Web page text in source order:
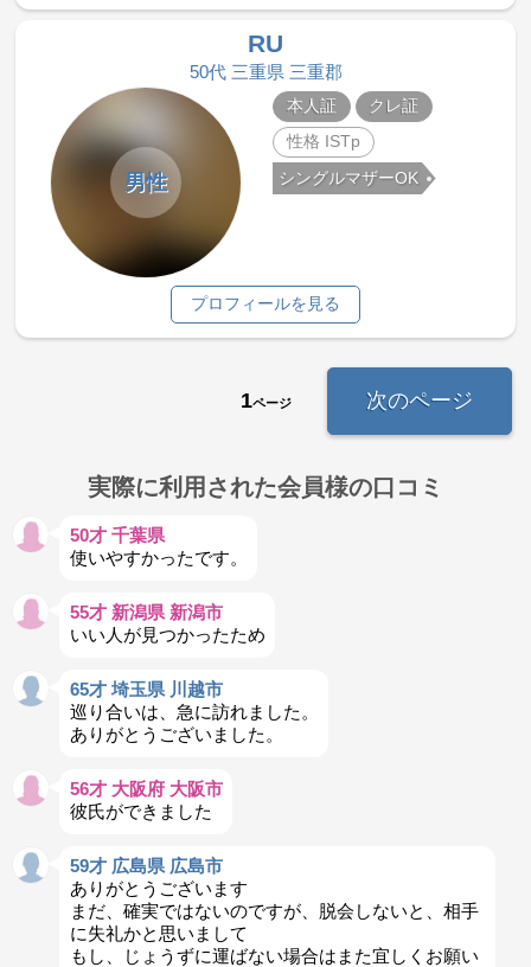
RU
50代 三重県 三重郡
男性
本人証
クレ証
性格 ISTp
シングルマザーOK
プロフィールを見る
1ページ 次のページ
実際に利用された会員様の口コミ
50才 千葉県
使いやすかったです。
55才 新潟県 新潟市
いい人が見つかったため
65才 埼玉県 川越市
巡り合いは、急に訪れました。
ありがとうございました。
56才 大阪府 大阪市
彼氏ができました
59才 広島県 広島市
ありがとうございます
まだ、確実ではないのですが、脱会しないと、相手
に失礼かと思いまして
もし、じょうずに運ばない場合はまた宜しくお願い